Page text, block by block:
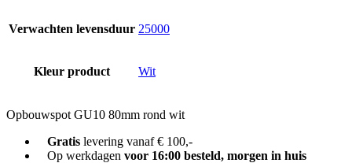
Verwachten levensduur 25000
Kleur product Wit
Opbouwspot GU10 80mm rond wit
Gratislevering vanaf € 100,-
Op werkdagen voor 16:00 besteld, morgen in huis